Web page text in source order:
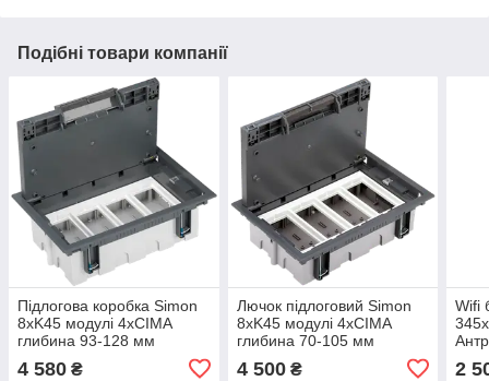
Подібні товари компанії
Підлогова коробка Simon
8хK45 модулі 4хCIMA
глибина 93-128 мм
4 580 ₴
Лючок підлоговий Simon
8хK45 модулі 4хCIMA
глибина 70-105 мм
4 500₴
Wifi
2